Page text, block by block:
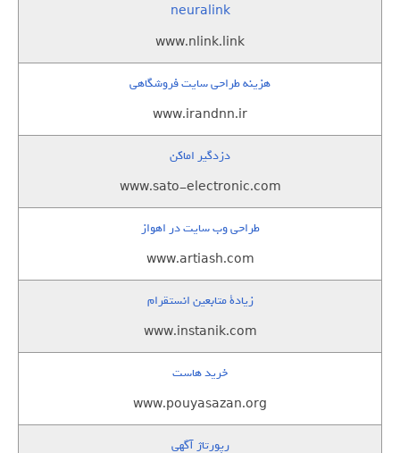
neuralink
www.nlink.link
هزینه طراحی سایت فروشگاهی
www.irandnn.ir
دزدگیر اماکن
www.sato-electronic.com
طراحی وب سایت در اهواز
www.artiash.com
زيادة متابعين انستقرام
www.instanik.com
خرید هاست
www.pouyasazan.org
رپورتاژ آگهی